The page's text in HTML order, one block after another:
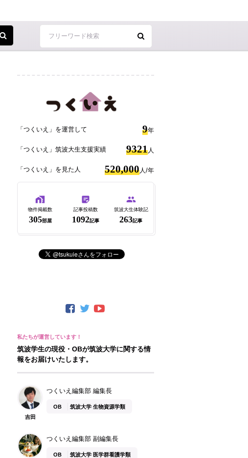
「つくいえ」を運営して 9年
「つくいえ」筑波大生支援実績 9321 人
「つくいえ」を見た人 520,000 人/年
物件掲載数
305部屋
記事投稿数
1092記事
筑波大生体験記
263記事
筑波学生の現役・OBが筑波大学に関する情
報をお届けいたします。
吉田
つくいえ編集部 編集長
OB 筑波大学 生物資源学類
つくいえ編集部 副編集長
OB 筑波大学 医学群看護学類